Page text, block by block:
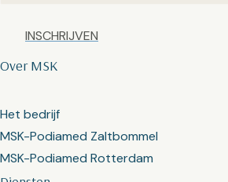
Over MSK
Het bedrijf
MSK-Podiamed Zaltbommel
MSK-Podiamed Rotterdam
Captcha